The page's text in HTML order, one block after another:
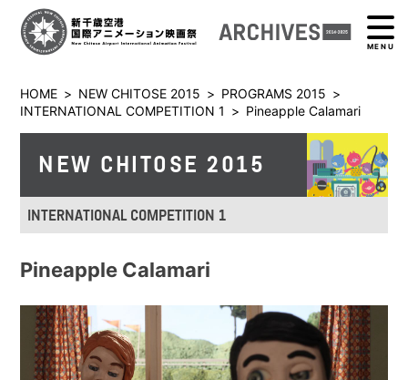
MENU
HOME > NEW CHITOSE 2015 > PROGRAMS 2015 >
INTERNATIONAL COMPETITION 1 > Pineapple Calamari
NEW CHITOSE 2015
INTERNATIONAL COMPETITION 1
Pineapple Calamari